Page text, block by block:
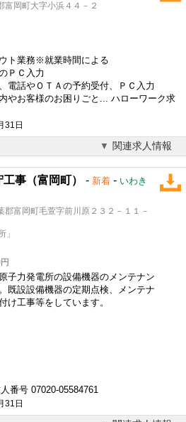
岡町大字小浜４４－２
ト業務※就業時間による
ＰＣ入力
電話やＯＴＡの予約受付、ＰＣ入力
やお客様のお困りごと... ハローワーク求
31日
関連求人情報
事（富岡町） - 新着 - いわき
富岡町毛萱字前川原２３２－１１－
」
子力発電所の設備機器のメンテナン
既設設備機器の定期点検、メンテナ
工事等をしています。
番号 07020-05584761
31日